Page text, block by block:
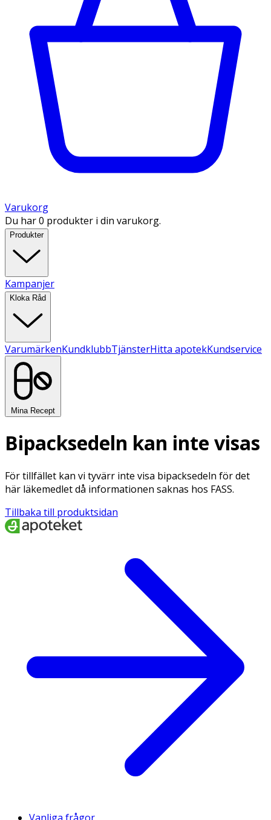
Varukorg
Du har 0 produkter i din varukorg.
Produkter
Kampanjer
Kloka Råd
VarumärkenKundklubbTjänsterHitta apotekKundservice
Mina Recept
Bipacksedeln kan inte visas
För tillfället kan vi tyvärr inte visa bipacksedeln för det
här läkemedlet då informationen saknas hos FASS.
Tillbaka till produktsidan